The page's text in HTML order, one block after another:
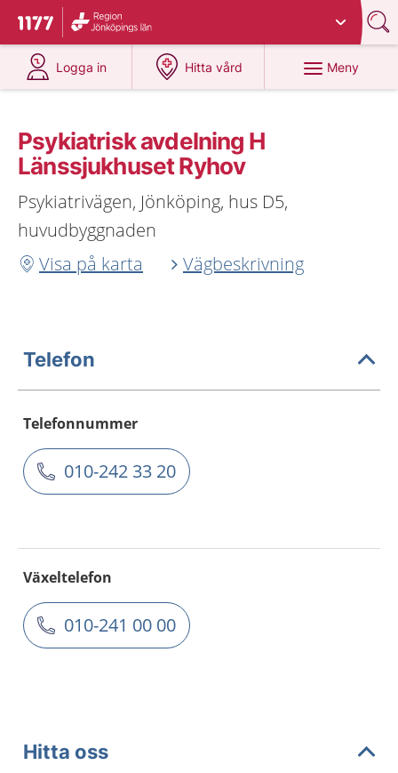
Till startsidan för 1177
Du har valt region
Logga in
på 1177.se
Hitta vård
på 1177.se
Meny
Psykiatrisk avdelning H
Länssjukhuset Ryhov
Psykiatrivägen, Jönköping, hus D5,
huvudbyggnaden
Visa på karta
Vägbeskrivning
Telefon
Telefonnummer
010-242 33 20
Växeltelefon
010-241 00 00
Hitta oss